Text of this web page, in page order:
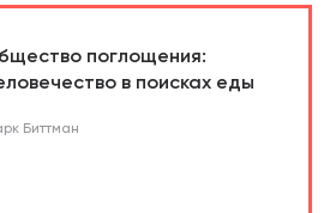
поглощения:
в поисках еды
Биттман